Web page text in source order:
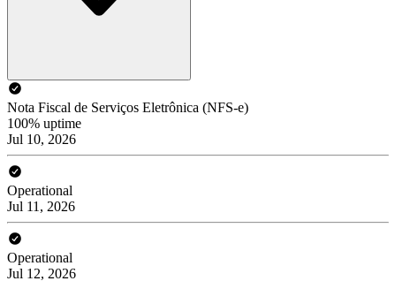
Nota Fiscal de Serviços Eletrônica (NFS-e)
100% uptime
Jul 10, 2026
Operational
Jul 11, 2026
Operational
Jul 12, 2026